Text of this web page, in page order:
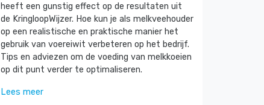
heeft een gunstig effect op de resultaten uit
de KringloopWijzer. Hoe kun je als melkveehouder
op een realistische en praktische manier het
gebruik van voereiwit verbeteren op het bedrijf.
Tips en adviezen om de voeding van melkkoeien
op dit punt verder te optimaliseren.
Lees meer